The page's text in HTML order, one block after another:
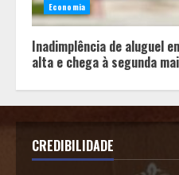
Economia
Inadimplência de aluguel
alta e chega à segunda
CREDIBILIDADE